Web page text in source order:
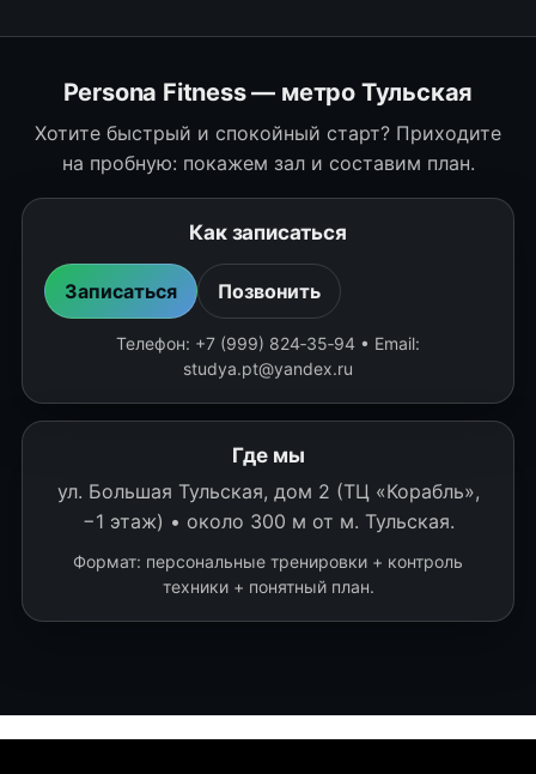
Persona Fitness — метро Тульская
Хотите быстрый и спокойный старт? Приходите
на пробную: покажем зал и составим план.
Как записаться
Записаться Позвонить
Телефон: +7 (999) 824‑35‑94 • Email:
studya.pt@yandex.ru
Где мы
ул. Большая Тульская, дом 2 (ТЦ «Корабль»,
−1 этаж) • около 300 м от м. Тульская.
Формат: персональные тренировки + контроль
техники + понятный план.